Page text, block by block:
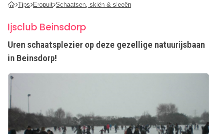
Tips Eropuit Schaatsen, skiën & sleeën
Ijsclub Beinsdorp
Uren schaatsplezier op deze gezellige natuurijsbaan
in Beinsdorp!